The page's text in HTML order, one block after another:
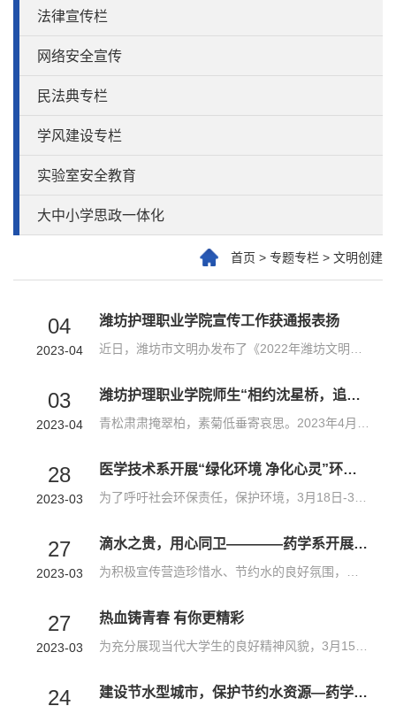
法律宣传栏
网络安全宣传
民法典专栏
学风建设专栏
实验室安全教育
大中小学思政一体化
首页 > 专题专栏 > 文明创建
04
2023-04
潍坊护理职业学院宣传工作获通报表扬
03
2023-04
潍坊护理职业学院师生“相约沈星桥，追思英雄情”
28
2023-03
医学技术系开展“绿化环境 净化心灵”环保主题活动
27
2023-03
滴水之贵，用心同卫————药学系开展节约用水主题宣讲活动
27
2023-03
热血铸青春 有你更精彩
24 建设节水型城市，保护节约水资源—药学系举行节水宣传志愿服务活动